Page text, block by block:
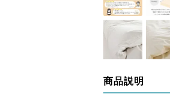
商品説明